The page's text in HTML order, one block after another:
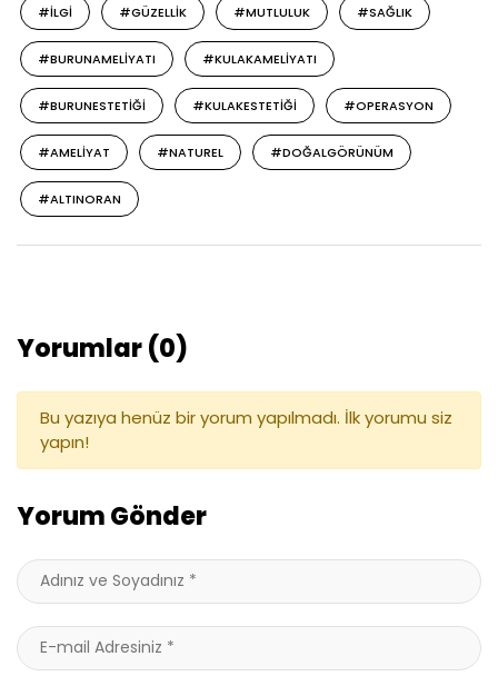
#ILGI #GÜZELLIK #MUTLULUK #SAĞLIK
#BURUNAMELIYATI #KULAKAMELIYATI
#BURUNESTETIĞI #KULAKESTETIĞI #OPERASYON
#AMELIYAT #NATUREL #DOĞALGÖRÜNÜM
#ALTINORAN
Yorumlar (0)
Bu yazıya henüz bir yorum yapılmadı. İlk yorumu siz
yapın!
Yorum Gönder